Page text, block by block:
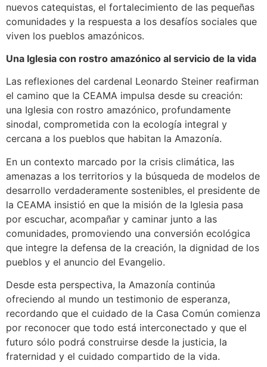
nuevos catequistas, el fortalecimiento de las pequeñas
comunidades y la respuesta a los desafíos sociales que
viven los pueblos amazónicos.
Una Iglesia con rostro amazónico al servicio de la vida
Las reflexiones del cardenal Leonardo Steiner reafirman
el camino que la CEAMA impulsa desde su creación:
una Iglesia con rostro amazónico, profundamente
sinodal, comprometida con la ecología integral y
cercana a los pueblos que habitan la Amazonía.
En un contexto marcado por la crisis climática, las
amenazas a los territorios y la búsqueda de modelos de
desarrollo verdaderamente sostenibles, el presidente de
la CEAMA insistió en que la misión de la Iglesia pasa
por escuchar, acompañar y caminar junto a las
comunidades, promoviendo una conversión ecológica
que integre la defensa de la creación, la dignidad de los
pueblos y el anuncio del Evangelio.
Desde esta perspectiva, la Amazonía continúa
ofreciendo al mundo un testimonio de esperanza,
recordando que el cuidado de la Casa Común comienza
por reconocer que todo está interconectado y que el
futuro sólo podrá construirse desde la justicia, la
fraternidad y el cuidado compartido de la vida.